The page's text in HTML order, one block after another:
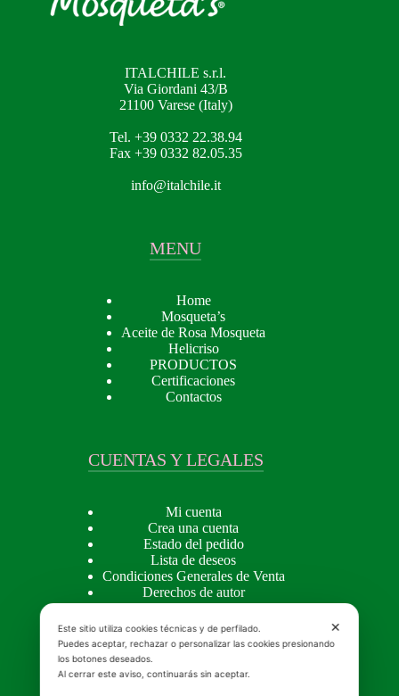
ITALCHILE s.r.l.
Via Giordani 43/B
21100 Varese (Italy)
Tel. +39 0332 22.38.94
Fax +39 0332 82.05.35
info@italchile.it
MENU
Home
Mosqueta’s
Aceite de Rosa Mosqueta
Helicriso
PRODUCTOS
Certificaciones
Contactos
CUENTAS Y LEGALES
Mi cuenta
Crea una cuenta
Estado del pedido
Lista de deseos
Condiciones Generales de Venta
Derechos de autor
Privacy Policy
Cookie Policy
✕
Este sitio utiliza cookies técnicas y de perfilado.
Puedes aceptar, rechazar o personalizar las cookies presionando
los botones deseados.
Al cerrar este aviso, continuarás sin aceptar.